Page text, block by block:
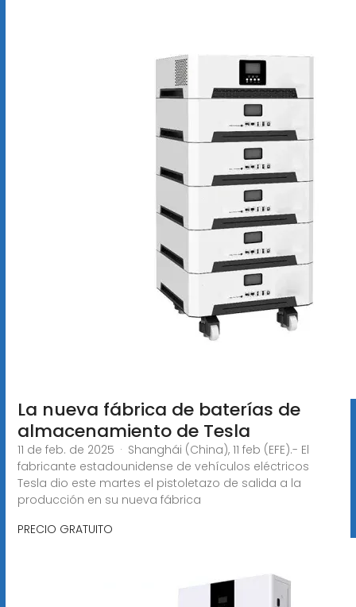
La nueva fábrica de baterías de
almacenamiento de Tesla
11 de feb. de 2025 · Shanghái (China), 11 feb (EFE).- El
fabricante estadounidense de vehículos eléctricos
Tesla dio este martes el pistoletazo de salida a la
producción en su nueva fábrica
PRECIO GRATUITO